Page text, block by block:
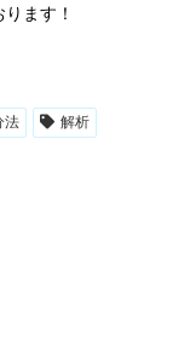
ます！
法 解析